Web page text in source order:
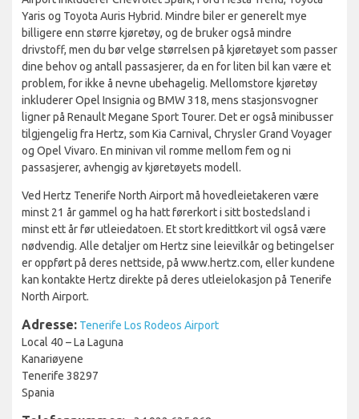
Yaris og Toyota Auris Hybrid. Mindre biler er generelt mye
billigere enn større kjøretøy, og de bruker også mindre
drivstoff, men du bør velge størrelsen på kjøretøyet som passer
dine behov og antall passasjerer, da en for liten bil kan være et
problem, for ikke å nevne ubehagelig. Mellomstore kjøretøy
inkluderer Opel Insignia og BMW 318, mens stasjonsvogner
ligner på Renault Megane Sport Tourer. Det er også minibusser
tilgjengelig fra Hertz, som Kia Carnival, Chrysler Grand Voyager
og Opel Vivaro. En minivan vil romme mellom fem og ni
passasjerer, avhengig av kjøretøyets modell.
Ved Hertz Tenerife North Airport må hovedleietakeren være
minst 21 år gammel og ha hatt førerkort i sitt bostedsland i
minst ett år før utleiedatoen. Et stort kredittkort vil også være
nødvendig. Alle detaljer om Hertz sine leievilkår og betingelser
er oppført på deres nettside, på www.hertz.com, eller kundene
kan kontakte Hertz direkte på deres utleielokasjon på Tenerife
North Airport.
Adresse: Tenerife Los Rodeos Airport
Local 40 – La Laguna
Kanariøyene
Tenerife 38297
Spania